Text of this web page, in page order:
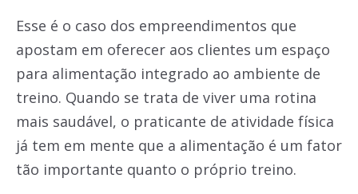
Esse é o caso dos empreendimentos que
apostam em oferecer aos clientes um espaço
para alimentação integrado ao ambiente de
treino. Quando se trata de viver uma rotina
mais saudável, o praticante de atividade física
já tem em mente que a alimentação é um fator
tão importante quanto o próprio treino.